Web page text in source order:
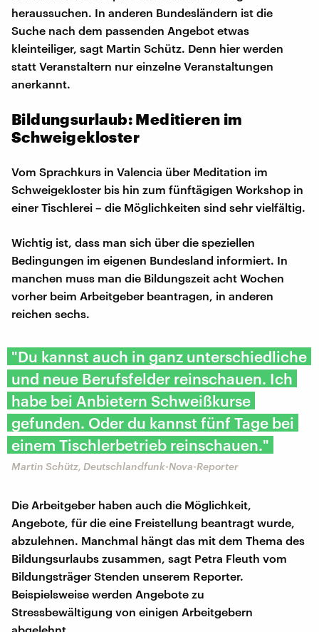
heraussuchen. In anderen Bundesländern ist die
Suche nach dem passenden Angebot etwas
kleinteiliger, sagt Martin Schütz. Denn hier werden
statt Veranstaltern nur einzelne Veranstaltungen
anerkannt.
Bildungsurlaub: Meditieren im
Schweigekloster
Vom Sprachkurs in Valencia über Meditation im
Schweigekloster bis hin zum fünftägigen Workshop in
einer Tischlerei – die Möglichkeiten sind sehr vielfältig.
Wichtig ist, dass man sich über die speziellen
Bedingungen im eigenen Bundesland informiert. In
manchen muss man die Bildungszeit acht Wochen
vorher beim Arbeitgeber beantragen, in anderen
reichen sechs.
"Du kannst auch in ganz unterschiedliche
und neue Berufsfelder reinschauen. Ich
habe bei Anbietern Schweißkurse
gefunden. Oder du kannst fünf Tage bei
einem Tischlerbetrieb reinschauen."
Martin Schütz, Deutschlandfunk-Nova-Reporter
Die Arbeitgeber haben auch die Möglichkeit,
Angebote, für die eine Freistellung beantragt wurde,
abzulehnen. Manchmal hängt das mit dem Thema des
Bildungsurlaubs zusammen, sagt Petra Fleuth vom
Bildungsträger Stenden unserem Reporter.
Beispielsweise werden Angebote zu
Stressbewältigung von einigen Arbeitgebern